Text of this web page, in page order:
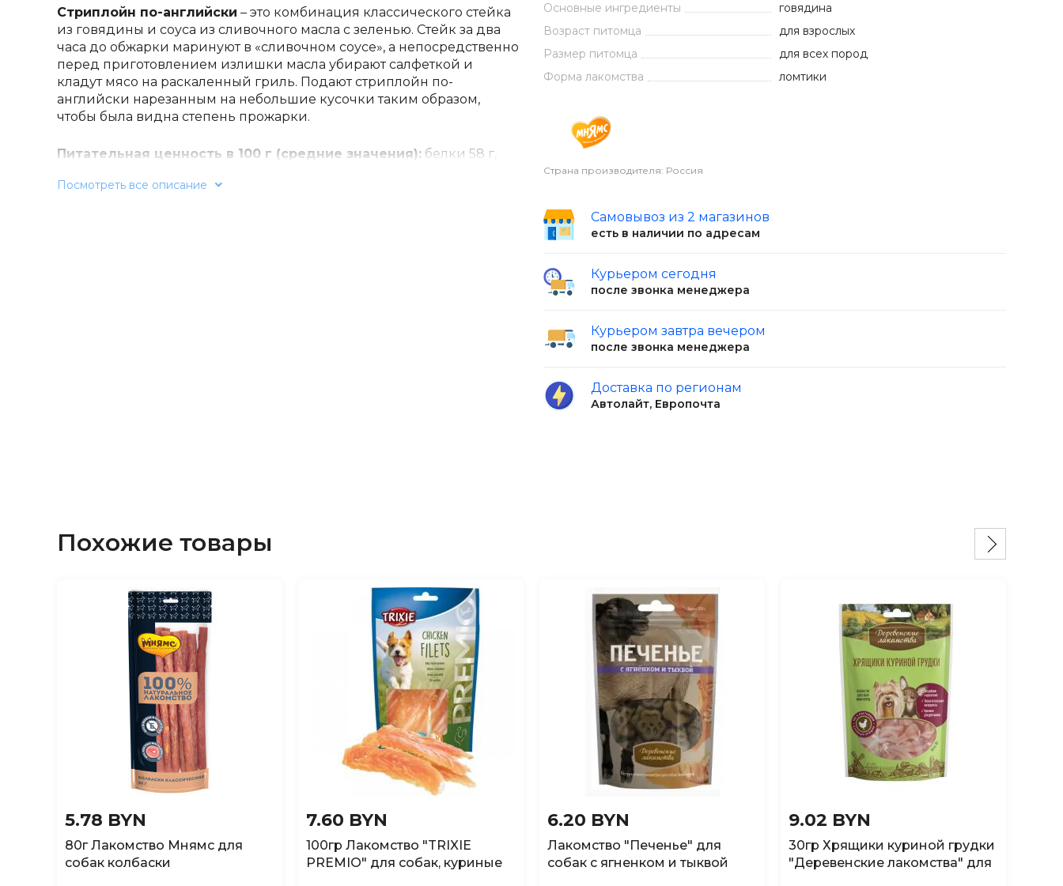
Стриплойн по-английски – это комбинация классического стейка
из говядины и соуса из сливочного масла с зеленью. Стейк за два
часа до обжарки маринуют в «сливочном соусе», а непосредственно
перед приготовлением излишки масла убирают салфеткой и
кладут мясо на раскаленный гриль. Подают стриплойн по-
английски нарезанным на небольшие кусочки таким образом,
чтобы была видна степень прожарки.
Питательная ценность в 100 г (средние значения): белки 58 г,
Посмотреть все описание
Основные ингредиенты
говядина
Возраст питомца
для взрослых
Размер питомца
для всех пород
Форма лакомства
ломтики
Страна производителя: Россия
Самовывоз из 2 магазинов
есть в наличии по адресам
Курьером сегодня
после звонка менеджера
Курьером завтра вечером
после звонка менеджера
Доставка по регионам
Автолайт, Европочта
Похожие товары
5.78 BYN
80г Лакомство Мнямс для
собак колбаски
7.60 BYN
100гр Лакомство "TRIXIE
PREMIO" для собак, куриные
6.20 BYN
Лакомство "Печенье" для
собак с ягненком и тыквой
9.02 BYN
30гр Хрящики куриной грудки
"Деревенские лакомства" для